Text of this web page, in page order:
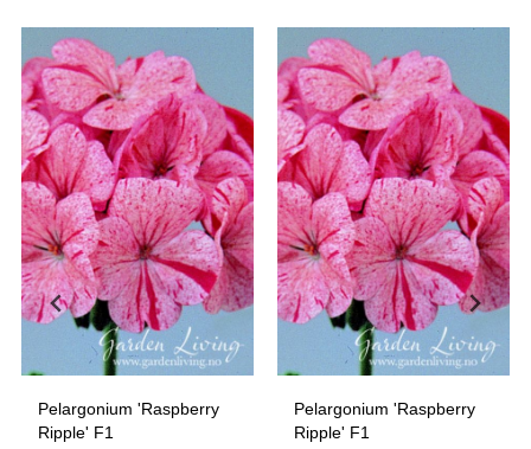
Pelargonium 'Raspberry
Ripple' F1
Pelargonium 'Raspberry
Ripple' F1